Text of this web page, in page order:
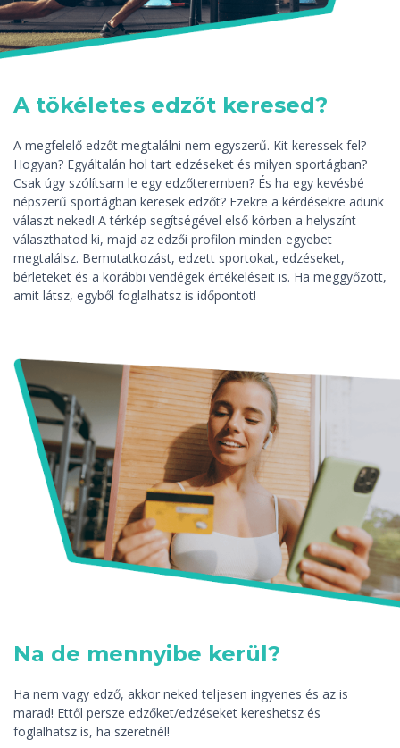
A tökéletes edzőt keresed?
A megfelelő edzőt megtalálni nem egyszerű. Kit keressek fel?
Hogyan? Egyáltalán hol tart edzéseket és milyen sportágban?
Csak úgy szólítsam le egy edzőteremben? És ha egy kevésbé
népszerű sportágban keresek edzőt? Ezekre a kérdésekre adunk
választ neked! A térkép segítségével első körben a helyszínt
választhatod ki, majd az edzői profilon minden egyebet
megtalálsz. Bemutatkozást, edzett sportokat, edzéseket,
bérleteket és a korábbi vendégek értékeléseit is. Ha meggyőzött,
amit látsz, egyből foglalhatsz is időpontot!
Na de mennyibe kerül?
Ha nem vagy edző, akkor neked teljesen ingyenes és az is
marad! Ettől persze edzőket/edzéseket kereshetsz és
foglalhatsz is, ha szeretnél!